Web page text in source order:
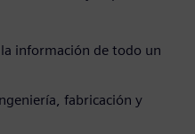
información de todo un
fabricación y